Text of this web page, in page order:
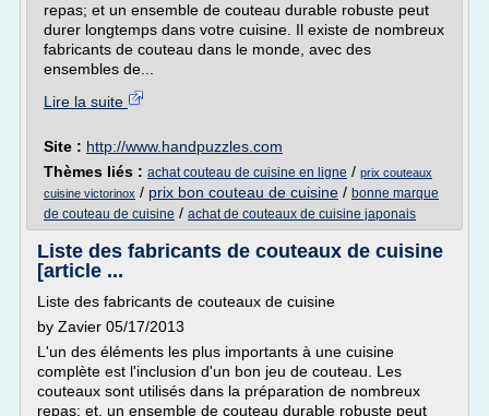
repas; et un ensemble de couteau durable robuste peut
durer longtemps dans votre cuisine. Il existe de nombreux
fabricants de couteau dans le monde, avec des
ensembles de...
Lire la suite
Site : http://www.handpuzzles.com
Thèmes liés : achat couteau de cuisine en ligne / prix couteaux
cuisine victorinox / prix bon couteau de cuisine / bonne marque
de couteau de cuisine / achat de couteaux de cuisine japonais
Liste des fabricants de couteaux de cuisine
[article ...
Liste des fabricants de couteaux de cuisine
by Zavier 05/17/2013
L'un des éléments les plus importants à une cuisine
complète est l'inclusion d'un bon jeu de couteau. Les
couteaux sont utilisés dans la préparation de nombreux
repas; et, un ensemble de couteau durable robuste peut